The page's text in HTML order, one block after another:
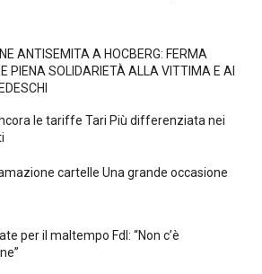
ANTISEMITA A HÖCBERG: FERMA
PIENA SOLIDARIETÀ ALLA VITTIMA E AI
le tariffe Tari Più differenziata nei
cartelle Una grande occasione
per il maltempo FdI: “Non c’è